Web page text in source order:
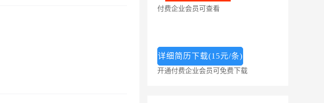
付费企业会员可查看
详细简历下载(15元/条)
开通付费企业会员可免费下载